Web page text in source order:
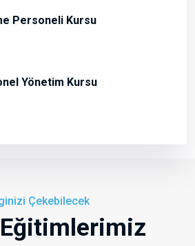
Personeli Kursu
Yönetim Kursu
Çekebilecek